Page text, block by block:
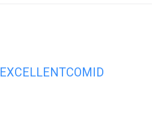
EXCELLENTCOMID